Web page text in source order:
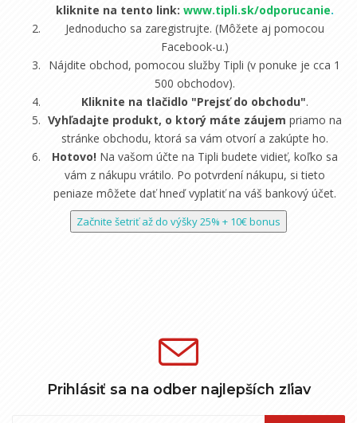
kliknite na tento link: www.tipli.sk/odporucanie.
Jednoducho sa zaregistrujte. (Môžete aj pomocou
Facebook-u.)
Nájdite obchod, pomocou služby Tipli (v ponuke je cca 1
500 obchodov).
Kliknite na tlačidlo "Prejsť do obchodu".
Vyhľadajte produkt, o ktorý máte záujem priamo na
stránke obchodu, ktorá sa vám otvorí a zakúpte ho.
Hotovo! Na vašom účte na Tipli budete vidieť, koľko sa
vám z nákupu vrátilo. Po potvrdení nákupu, si tieto
peniaze môžete dať hneď vyplatiť na váš bankový účet.
Začnite šetriť až do výšky 25% + 10€ bonus
Prihlásiť sa na odber najlepších zľiav